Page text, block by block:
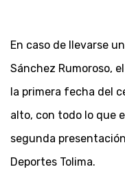
En caso de llevarse
Sánchez Rumoroso,
la primera fecha del
alto, con todo lo que
segunda
Deportes Tolima.